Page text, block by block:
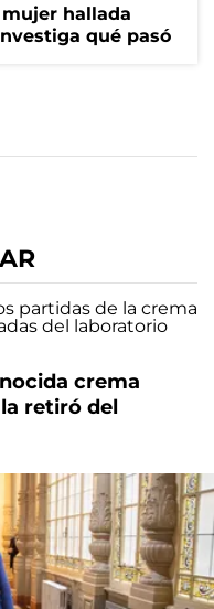
hallada
qué pasó
crema
retiró del